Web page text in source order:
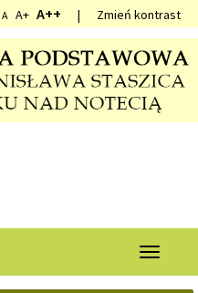
A A+ A++ | Zmień kontrast
Przełącz